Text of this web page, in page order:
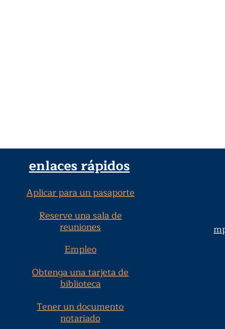
enlaces rápidos
Aplicar para un pasaporte
Reserve una sala de
reuniones
Empleo
Obtenga una tarjeta de
biblioteca
Tener un documento
notariado